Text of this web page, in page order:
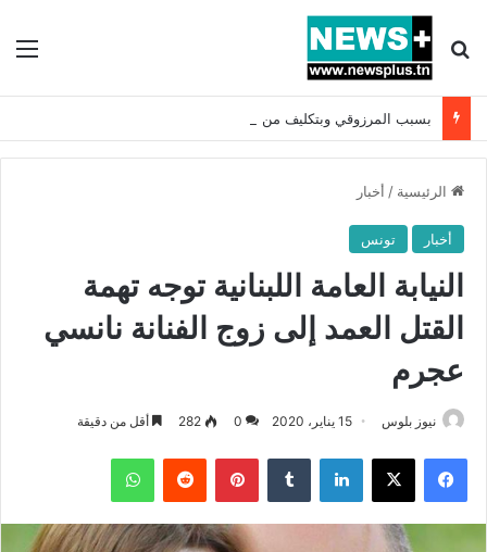
بحث عن
الرئيسية / أخبار
أخبار تونس
النيابة العامة اللبنانية توجه تهمة
القتل العمد إلى زوج الفنانة نانسي
عجرم
نيوز بلوس 15 يناير، 2020 0
282 أقل من دقيقة
فيسبوك X لينكدإن بينتيريست واتساب